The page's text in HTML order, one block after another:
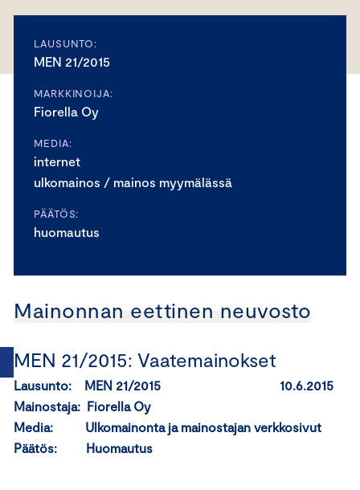
LAUSUNTO:
MEN 21/2015
MARKKINOIJA:
Fiorella Oy
MEDIA:
internet
ulkomainos / mainos myymälässä
PÄÄTÖS:
huomautus
Mainonnan eettinen neuvosto
MEN 21/2015: Vaatemainokset
Lausunto: MEN 21/2015 10.6.2015
Mainostaja: Fiorella Oy
Media: Ulkomainonta ja mainostajan verkkosivut
Päätös: Huomautus